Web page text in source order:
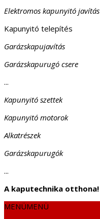
Elektromos kapunyitó javítás
Kapunyitó telepítés
Garázskapujavítás
Garázskapurugó csere
...
Kapunyitó szettek
Kapunyitó motorok
Alkatrészek
Garázskapurugók
...
A kaputechnika otthona!
MENÜMENÜ